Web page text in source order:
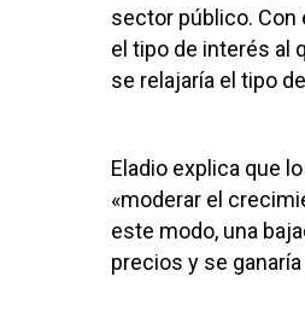
sector público. Con
el tipo de interés al
se relajaría el tipo
Eladio explica que
«moderar el
este modo, una
precios y se